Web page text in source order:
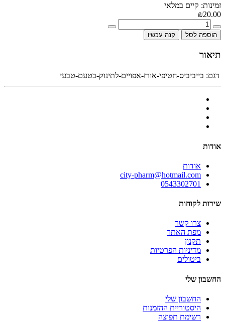
זמינות: קיים במלאי
₪20.00
הוספה לסל קנה עכשיו
תיאור
דגם: בייביביס-חטיפי-אורז-אפויים-לתינוק-בטעם-טבעי
אודות
אודות
city-pharm@hotmail.com
0543302701
שירות לקוחות
צרו קשר
מפת האתר
תקנון
מדיניות הפרטיות
ביטולים
החשבון שלי
החשבון שלי
היסטוריית ההזמנות
רשימת תפוצה